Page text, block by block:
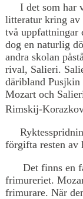
I det som har
litteratur kring av
två uppfattningar
dog en naturlig
andra skolan
rival, Salieri.
däribland Pusjkin
Mozart och
Rimskij-
förgifta resten av
Det finns en
frimureriet.
frimurare. När